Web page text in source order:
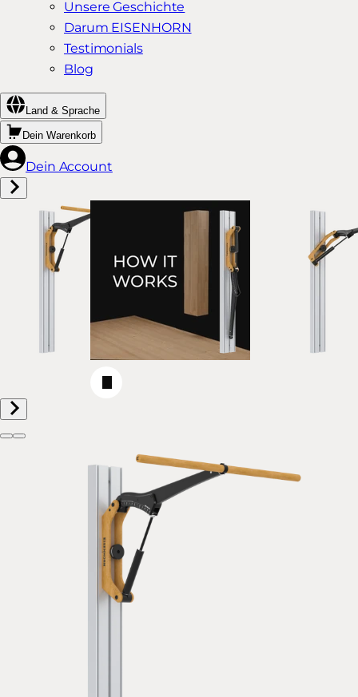
Unsere Geschichte
Darum EISENHORN
Testimonials
Blog
Land & Sprache
Dein Warenkorb
Dein Account